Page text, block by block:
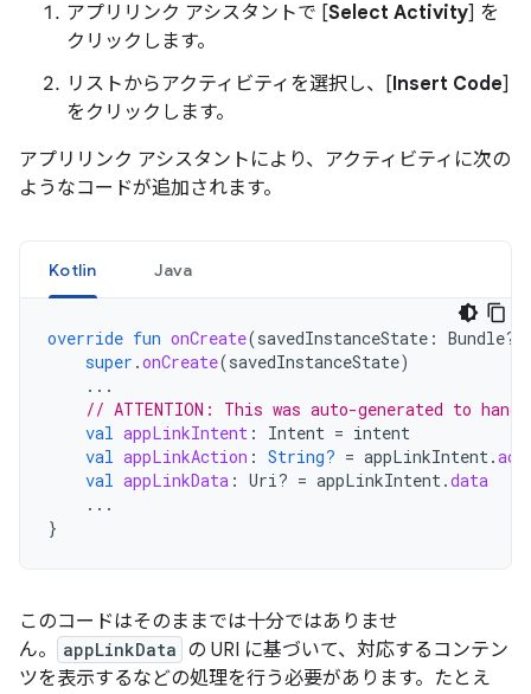
アプリリンク アシスタントで [Select Activity] を
クリックします。
リストからアクティビティを選択し、[Insert Code]
をクリックします。
アプリリンク アシスタントにより、アクティビティに次の
ようなコードが追加されます。
Kotlin Java
override fun onCreate(savedInstanceState : Bundle?)
super .onCreate(savedInstanceState)
...
// ATTENTION: This was auto-generated to
val appLinkIntent : Intent = intent
val appLinkAction : String? = appLinkIntent.
val appLinkData : Uri? = appLinkIntent.data
...
}
このコードはそのままでは十分ではありませ
ん。
appLinkData の URI に基づいて、対応するコンテン
ツを表示するなどの処理を行う必要があります。たとえ